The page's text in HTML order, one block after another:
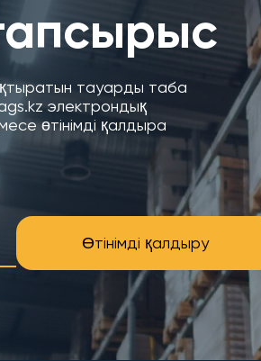
тауарды таба
электрондық
өтінімді қалдыра
Өтінімді қалдыру